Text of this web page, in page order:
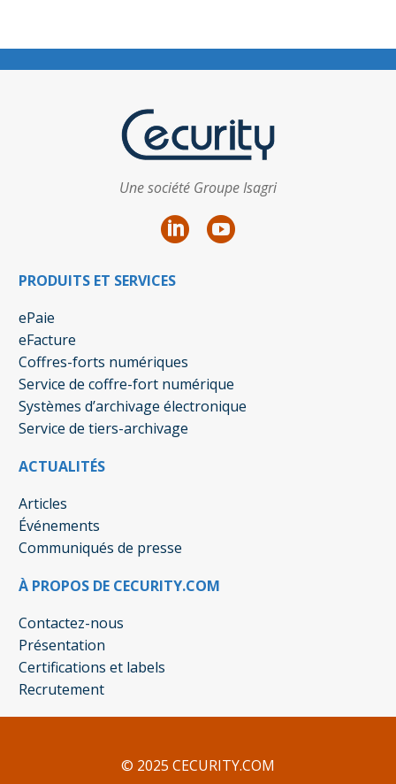
Une société Groupe Isagri
PRODUITS ET SERVICES
ePaie
eFacture
Coffres-forts numériques
Service de coffre-fort numérique
Systèmes d’archivage électronique
Service de tiers-archivage
ACTUALITÉS
Articles
Événements
Communiqués de presse
À PROPOS DE CECURITY.COM
Contactez-nous
Présentation
Certifications et labels
Recrutement
© 2025 CECURITY.COM